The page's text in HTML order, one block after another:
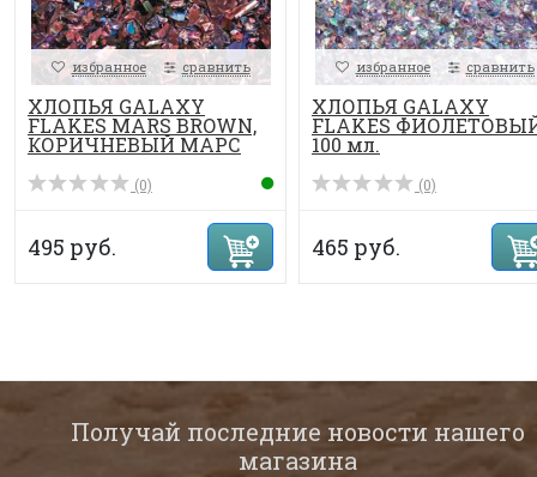
избранное сравнить
ХЛОПЬЯ GALAXY
FLAKES MARS BROWN,
КОРИЧНЕВЫЙ МАРС
(0)
495 руб.
избранное сравнить
ХЛОПЬЯ GALAXY
FLAKES
100 мл.
(0)
465 руб.
Получай последние новости нашего
магазина